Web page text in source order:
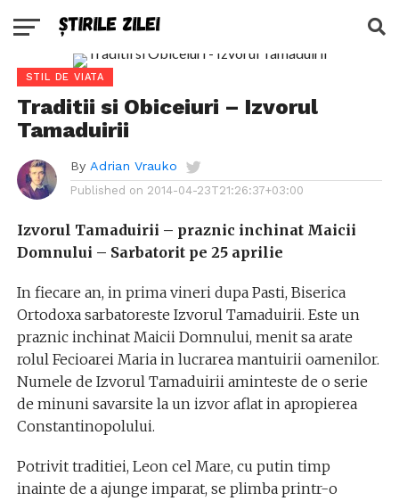
STIL DE VIATA
Traditii si Obiceiuri – Izvorul
Tamaduirii
By Adrian Vrauko
Published on 2014-04-23T21:26:37+03:00
Izvorul Tamaduirii – praznic inchinat Maicii
Domnului – Sarbatorit pe 25 aprilie
In fiecare an, in prima vineri dupa Pasti, Biserica
Ortodoxa sarbatoreste Izvorul Tamaduirii. Este un
praznic inchinat Maicii Domnului, menit sa arate
rolul Fecioarei Maria in lucrarea mantuirii oamenilor.
Numele de Izvorul Tamaduirii aminteste de o serie
de minuni savarsite la un izvor aflat in apropierea
Constantinopolului.
Potrivit traditiei, Leon cel Mare, cu putin timp
inainte de a ajunge imparat, se plimba printr-o